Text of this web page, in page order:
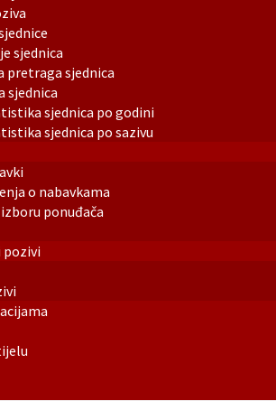
sjednica
pretraga sjednica
sjednica
sjednica po godini
sjednica po sazivu
o nabavkama
ponuđača
pozivi